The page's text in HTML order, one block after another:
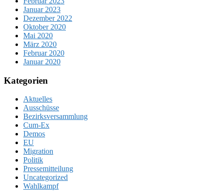
Januar 2023
Dezember 2022
Oktober 2020
Mai 2020
März 2020
Februar 2020
Januar 2020
Kategorien
Aktuelles
Ausschüsse
Bezirksversammlung
Cum-Ex
Demos
EU
Migration
Politik
Pressemitteilung
Uncategorized
Wahlkampf